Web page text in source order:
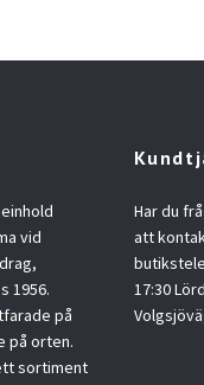
vid
1956.
på
på orten.
sortiment
Har du
att
17:30